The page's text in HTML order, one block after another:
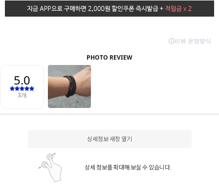
상세정보 새창 열기
상세 정보를 확대해 보실 수 있습니다.